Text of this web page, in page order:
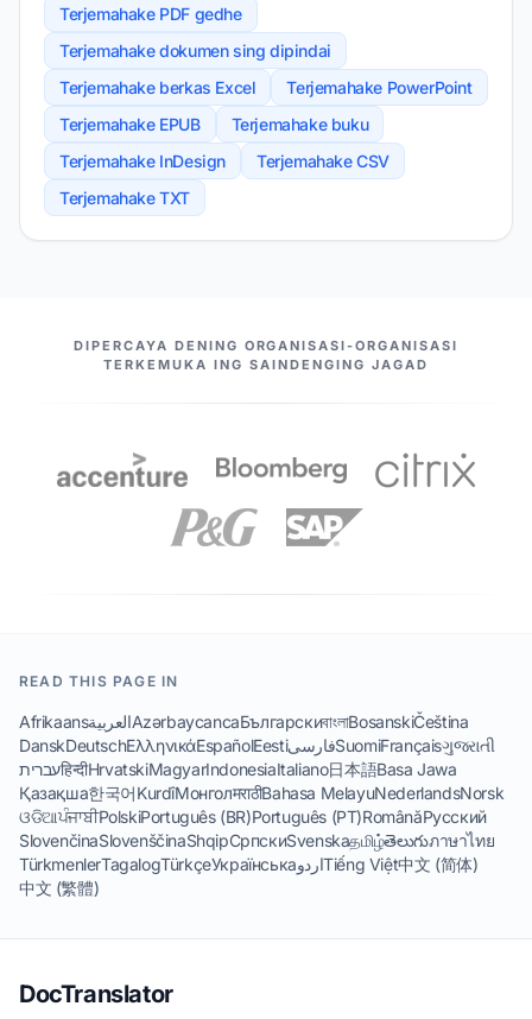
Terjemahake PDF gedhe
Terjemahake dokumen sing dipindai
Terjemahake berkas Excel
Terjemahake PowerPoint
Terjemahake EPUB
Terjemahake buku
Terjemahake InDesign
Terjemahake CSV
Terjemahake TXT
MITRA KITADIPERCAYA DENING ORGANISASI-ORGANISASI
TERKEMUKA ING SAINDENGING JAGAD
READ THIS PAGE IN
AfrikaansالعربيةAzərbaycancaБългарскиবাংলাBosanskiČeština
DanskDeutschΕλληνικάEspañolEestiفارسیSuomiFrançaisગુજરાતી
עבריתहिन्दीHrvatskiMagyarIndonesiaItaliano日本語Basa Jawa
Қазақша한국어KurdîМонголमराठीBahasa MelayuNederlandsNorsk
ଓଡିଆਪੰਜਾਬੀPolskiPortuguês (BR)Português (PT)RomânăРусский
SlovenčinaSlovenščinaShqipСрпскиSvenskaதமிழ்తెలుగుภาษาไทย
TürkmenlerTagalogTürkçeУкраїнськаاردوTiếng Việt中文 (简体)
中文 (繁體)
DocTranslator